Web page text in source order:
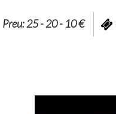
Preu: 25 - 20 - 10 €